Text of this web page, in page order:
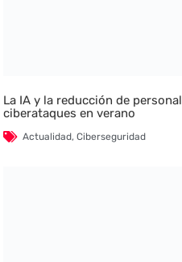
La IA y la reducción de
ciberataques en verano
Actualidad,Ciberseguridad